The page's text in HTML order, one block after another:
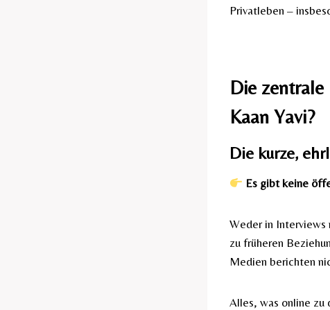
Privatleben –
Die zentrale
Kaan Yavi?
Die kurze,
Es gibt keine
Weder in Interviews
zu früheren
Medien berichten
Alles, was online zu